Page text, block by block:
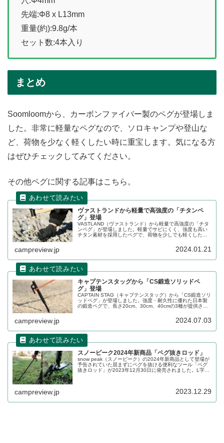
先端:Φ8 x L13mm
重量(約):9.8g/本
セット数:4本入り
まとめ
Soomloomから、カーボンファイバー製のペグが登場しま
した。非常に軽量なペグなので、ソロキャンプや登山な
ど、荷物を少なく軽くしたい時に重宝します。気になる方
はぜひチェックしてみてください。
その他ペグに関する記事はこちら。
ヴァストランドから軽量で高強度の「チタンペ
グ」登場
VASTLAND（ヴァストランド）から軽量で高強度の「チタ
ンペグ」が登場しました。軽量でサビにくく、強度も高い
チタン素材を採用したペグで、荷物を少しでも軽くしたい
campreview.jp 2024.01.21
キャプテンスタッグから「CS鍛造ソリッドペ
グ」登場
CAPTAIN STAG（キャプテンスタッグ）から「CS鍛造ソリ
ッドペグ」が登場しました。強度・耐久性に優れた日本製
の鍛造ペグで、長さ20cm、30cm、40cmの3種が提供され
campreview.jp 2024.07.03
スノーピーク2024年新商品「ペグ抜きロッド」
snow peak（スノーピーク）の2024年新商品として登場が
予告されていた屈まずにペグを抜ける便利なツール「ペグ
抜きロッド」が2023年12月30日に発売されました。L字の
campreview.jp 2023.12.29